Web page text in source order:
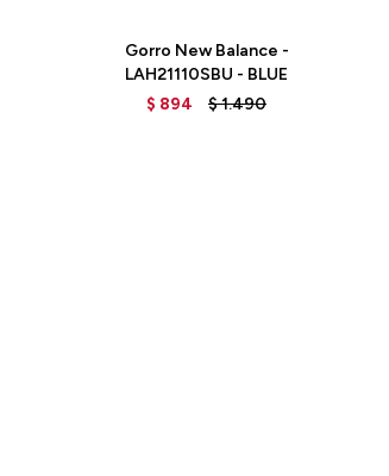
Gorro New Balance -
LAH21110SBU - BLUE
$ 894 $1.490